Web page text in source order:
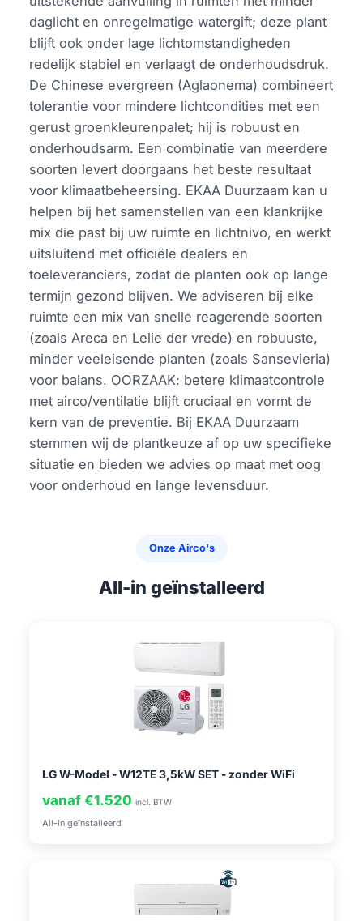
daglicht en onregelmatige watergift; deze plant
blijft ook onder lage lichtomstandigheden
redelijk stabiel en verlaagt de onderhoudsdruk.
De Chinese evergreen (Aglaonema) combineert
tolerantie voor mindere lichtcondities met een
gerust groenkleurenpalet; hij is robuust en
onderhoudsarm. Een combinatie van meerdere
soorten levert doorgaans het beste resultaat
voor klimaatbeheersing. EKAA Duurzaam kan u
helpen bij het samenstellen van een klankrijke
mix die past bij uw ruimte en lichtnivo, en werkt
uitsluitend met officiële dealers en
toeleveranciers, zodat de planten ook op lange
termijn gezond blijven. We adviseren bij elke
ruimte een mix van snelle reagerende soorten
(zoals Areca en Lelie der vrede) en robuuste,
minder veeleisende planten (zoals Sansevieria)
voor balans. OORZAAK: betere klimaatcontrole
met airco/ventilatie blijft cruciaal en vormt de
kern van de preventie. Bij EKAA Duurzaam
stemmen wij de plantkeuze af op uw specifieke
situatie en bieden we advies op maat met oog
voor onderhoud en lange levensduur.
Onze Airco's
All-in geïnstalleerd
LG W-Model - W12TE 3,5kW SET - zonder WiFi
vanaf €1.520 incl. BTW
All-in geïnstalleerd